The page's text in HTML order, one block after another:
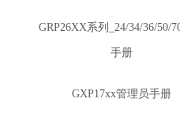
GRP26XX系列_24/34/36/50/
手册
GXP17xx管理员手册